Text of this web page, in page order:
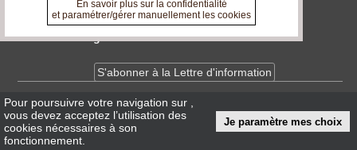
A propos de tvcitoyenne.com
Devenir délégué
S'abonner à la Lettre d'information
InfosCNIL/RGPD
Conditions Générales d'Utilisation
Pour poursuivre votre navigation sur
vous devez acceptez l’utilisation des
cookies nécessaires à son
fonctionnement.
Je paramètre mes choix
En savoir plus sur la confidentialité
et paramétrer/gérer manuellement les cookies